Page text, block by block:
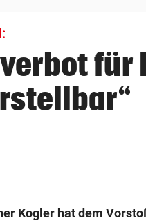
Co KG 2026
für
Kogler hat dem